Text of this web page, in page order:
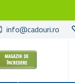
info@cadouri.ro